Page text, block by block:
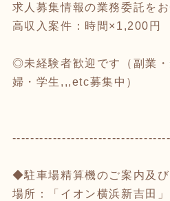
求人募集情報の業務委託を
高収入案件：時間×1,200円
◎未経験者歓迎です（副業
婦・学生,,,etc募集中）
◆駐車場精算機のご案内及
場所：「イオン横浜新吉田」